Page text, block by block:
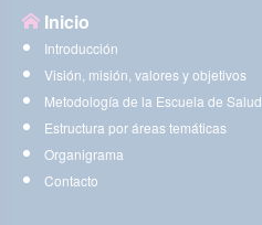
Inicio
Introducción
Visión, misión, valores y objetivos
Metodología de la Escuela de Salud
Estructura por áreas temáticas
Organigrama
Contacto